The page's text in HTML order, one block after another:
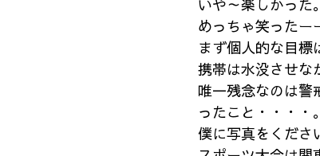
いや～楽しかった。
めっちゃ笑ったー
まず個人的な目標
携帯は水没させな
唯一残念なのは警
ったこと・・・・。
僕に写真をくださ